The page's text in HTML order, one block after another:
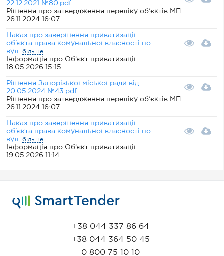
22.12.2021 №80.pdf
Рішення про затвердження переліку об’єктів МП
26.11.2024 16:07
Наказ про завершення приватизації
об'єкта права комунальної власності по
вул. більше
Інформація про Об’єкт приватизації
18.05.2026 15:15
Рішення Запорізької міської ради від
20.05.2024 №43.pdf
Рішення про затвердження переліку об’єктів МП
26.11.2024 16:07
Наказ про завершення приватизації
об'єкта права комунальної власності по
вул. більше
Інформація про Об’єкт приватизації
19.05.2026 11:14
+38 044 337 86 64
+38 044 364 50 45
0 800 75 10 10